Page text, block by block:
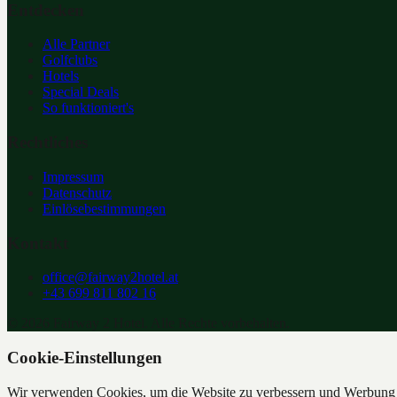
Alle Partner
Golfclubs
Hotels
Special Deals
So funktioniert's
Impressum
Datenschutz
Einlösebestimmungen
office@fairway2hotel.at
+43 699 811 802 16
Cookie-Einstellungen
Wir verwenden Cookies, um die Website zu verbessern und